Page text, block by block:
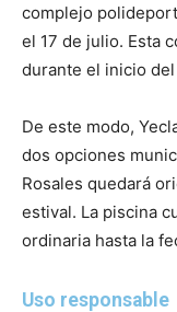
complejo
el 17 de julio. Esta
durante el inicio
De este modo,
dos opciones
Rosales quedará
estival. La piscina
ordinaria hasta la
Uso responsable